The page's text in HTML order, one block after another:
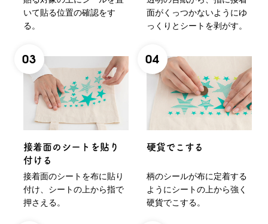
いて貼る位置の確認をす
る。
面がくっつかないようにゆ
っくりとシートを剥がす。
03
接着面のシートを貼り
付ける
接着面のシートを布に貼り
付け、シートの上から指で
押さえる。
04
硬貨でこする
柄のシールが布に定着する
ようにシートの上から強く
硬貨でこする。